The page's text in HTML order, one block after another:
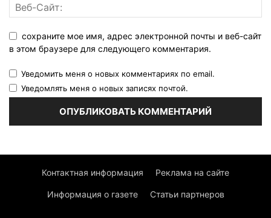
сохраните мое имя, адрес электронной почты и веб-сайт
в этом браузере для следующего комментария.
Уведомить меня о новых комментариях по email.
Уведомлять меня о новых записях почтой.
Контактная информация Реклама на сайте
Информация о газете Статьи партнеров